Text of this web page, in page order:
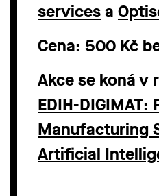
servicesa
Cena: 500 Kč
Akce se koná v
EDIH-DIGIMAT:
Manufacturing
Artificial